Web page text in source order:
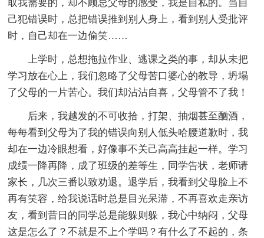
取我需要的，却不顾忌父母的感受，我是自私的。当自
己犯错误时，总把错误推到别人身上，看到别人受批评
时，自己却在一边偷笑……
上学时，总想拖拉作业、逃课之类的事，却从未把
学习放在心上，我们忽略了父母苦口婆心的教导，坍塌
了父母的一片苦心。我们却沾沾自喜，父母管不了我！
后来，我越发的不可收拾，打架、抽烟甚至酗酒，
每每看到父母为了我的错误向别人低头哈腰道歉时，我
却在一边冷眼想看，好像事不关己高高挂起一样。学习
成绩一降再降，成了班级的差等生，同学告状，老师请
家长，几次三番以致劝退。退学后，我看到父母脸上不
再有笑容，给我说话时总是目光呆滞，不再喜欢走亲访
友，看到昔日的同学总是能躲则躲，我心中纳闷，父母
这是怎么了？不就是不上个学吗？有什么了不起的，条